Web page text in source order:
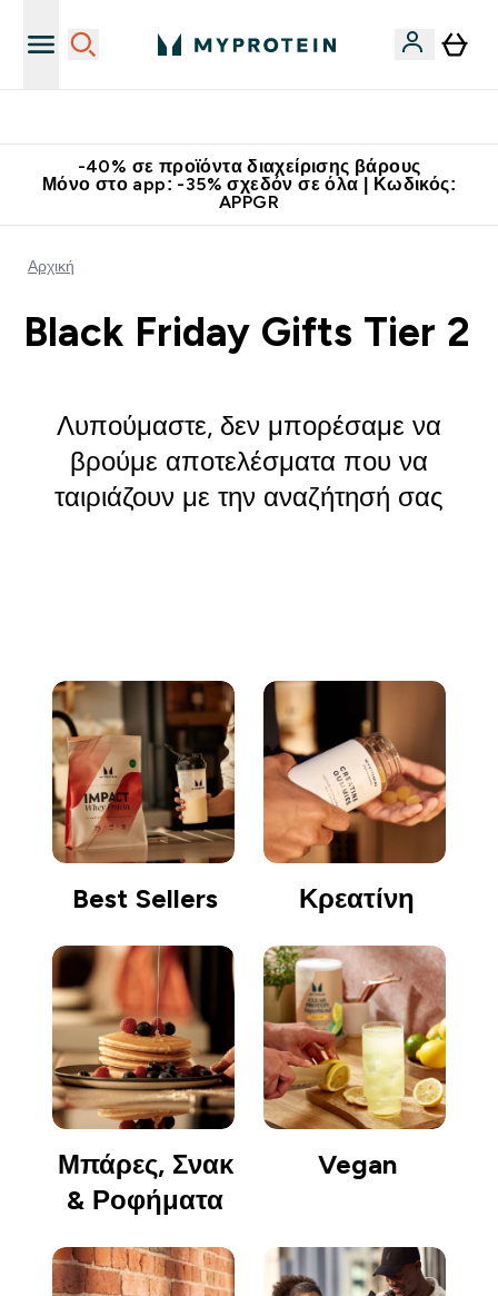
-40% σε προϊόντα διαχείρισης βάρους
Μόνο στο app: -35% σχεδόν σε όλα | Κωδικός:
APPGR
Αρχική
Black Friday Gifts Tier 2
Λυπούμαστε, δεν μπορέσαμε να
βρούμε αποτελέσματα που να
ταιριάζουν με την αναζήτησή σας
Best Sellers Κρεατίνη
Μπάρες, Σνακ
& Ροφήματα
Vegan